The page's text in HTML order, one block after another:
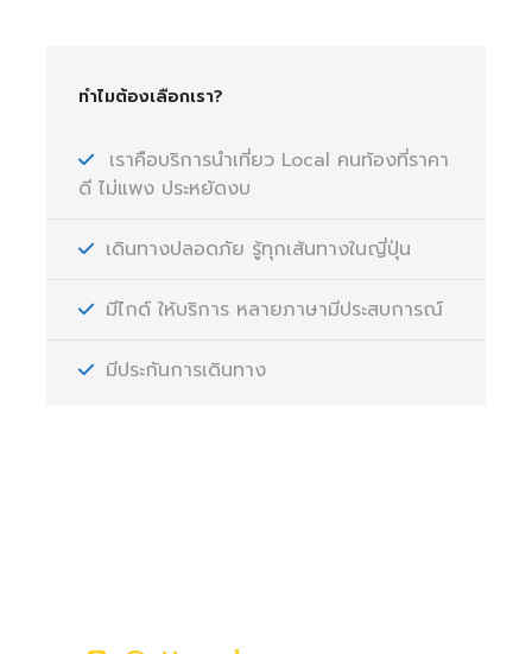
ทำไมต้องเลือกเรา?
เราคือบริการนำเที่ยว Local คนท้องที่ราคา
ดี ไม่แพง ประหยัดงบ
เดินทางปลอดภัย รู้ทุกเส้นทางในญี่ปุ่น
มีไกด์ ให้บริการ หลายภาษามีประสบการณ์
มีประกันการเดินทาง